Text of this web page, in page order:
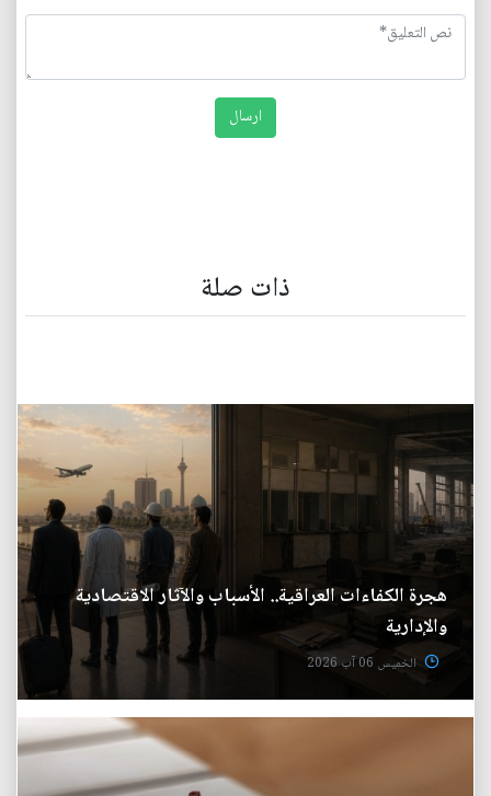
ذات صلة
هجرة الكفاءات العراقية.. الأسباب والآثار الاقتصادية
والإدارية
الخميس 06 آب 2026